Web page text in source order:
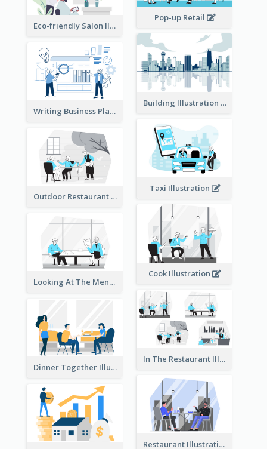
Pop-up Retail
Eco-friendly Salon Illustration
Building Illustration
Writing Business Plan Illustration
Taxi Illustration
Outdoor Restaurant Illustration
Cook Illustration
Looking At The Menu Illustration
In The Restaurant Illustration
Dinner Together Illustration
Restaurant Illustration